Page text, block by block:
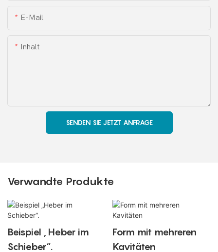
E-Mail
Inhalt
SENDEN SIE JETZT ANFRAGE
Verwandte Produkte
Beispiel „Heber im
Schieber“.
Form mit mehreren
Kavitäten